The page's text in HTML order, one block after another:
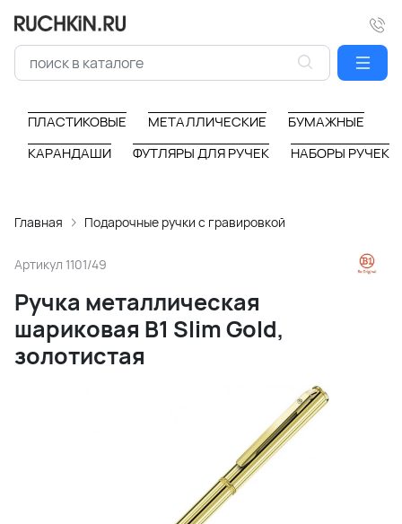
ПЛАСТИКОВЫЕ МЕТАЛЛИЧЕСКИЕ
БУМАЖНЫЕ
КАРАНДАШИ
ФУТЛЯРЫ ДЛЯ РУЧЕК НАБОРЫ РУЧЕК
Главная Подарочные ручки с гравировкой
Артикул 1101/49
Ручка металлическая
шариковая B1 Slim Gold,
золотистая